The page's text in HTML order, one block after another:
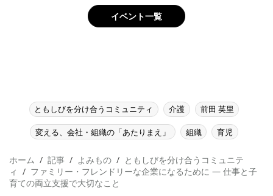
イベント一覧
ともしびを分け合うコミュニティ 介護 前田 英里
変える、会社・組織の「あたりまえ」 組織 育児
ホーム 記事 よみもの
ともしびを分け合うコミュニテ
ィ
ファミリー・フレンドリーな企業になるために ― 仕事と子
育ての両立支援で大切なこと